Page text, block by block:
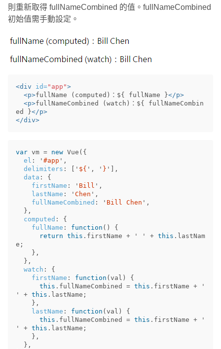
則重新取得 fullNameCombined 的值。fullNameCombined
初始值需手動設定。
<div id="app">
<p>fullName (computed)：${ fullName }</p>
<p>fullNameCombined (watch)：${ fullNameCombin
ed }</p>
</div>
var vm = new Vue ({
el : ' #app ' ,
delimiters : ' ${ ' , ' } '
],
data :
{
firstName : ' Bill ' ,
lastName : ' Chen ' ,
fullNameCombined : ' Bill Chen ' ,
},
computed :
{
fullName : function ()
{
return this . firstName + ' ' + this . lastNam
e ;
},
},
watch :
{
firstName : function ( val )
{
this . fullNameCombined = this . firstName +
'
'
+ this . lastName ;
},
lastName : function ( val )
{
this . fullNameCombined = this . firstName +
'
'
+ this . lastName ;
},
},